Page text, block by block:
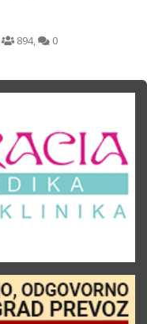
894, 0